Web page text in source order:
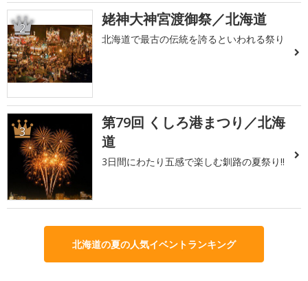
2 姥神大神宮渡御祭／北海道
北海道で最古の伝統を誇るといわれる祭り
3
第79回 くしろ港まつり／北海
道
3日間にわたり五感で楽しむ釧路の夏祭り!!
北海道の夏の人気イベントランキング